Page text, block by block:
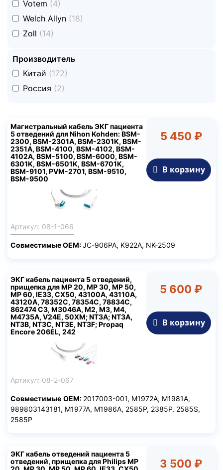
5 450 ₽
В корзину
Магистральный кабель ЭКГ пациента
5 отведений для Nihon Kohden: BSM-
2300, BSM-2301A, BSM-2301K, BSM-
2351A, BSM-4100, BSM-4102, BSM-
4102A, BSM-5100, BSM-6000, BSM-
6301K, BSM-6501K, BSM-6701K,
BSM-9101, PVM-2701, BSM-9510,
BSM-9500
Артикул: 08-1-066
Совместимые ОЕМ:JC-906PA, K922A, NK-2509
5 600 ₽
В корзину
ЭКГ кабель пациента 5 отведений,
прищепка для MP 20, MP 30, MP 50,
MP 60, IE33, CX50, 43100A, 43110A,
43120A, 78352C, 78354C, 78834C,
862474 C3, М3046А, M2, M3, M4,
M4735A, V24E, 50XM; NT3A; NT3A,
NT3B, NT3C, NT3E, NT3F; Propaq
Encore 206EL, 242
Артикул: 08-2-067
Совместимые ОЕМ: 2017003-001, M1972A, M1981A,
989803143181, M1977A, M1986A, 2585P, 2385P, 2585S,
2585P
3 500 ₽
ЭКГ кабель отведений пациента 5
отведений, прищепка для Philips MP
undefined
Votem (4)
undefined
Welch Allyn (18)
undefined
Zoll (14)
Производитель
undefined
Китай (172)
undefined
Россия (2)